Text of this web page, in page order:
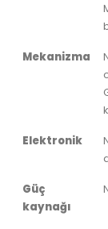
Mekanizma
Elektronik
Güç
kaynağı